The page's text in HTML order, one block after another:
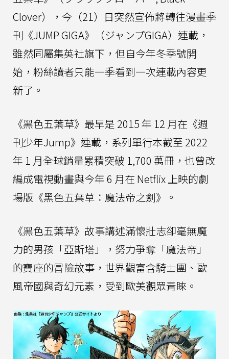
Clover），今（21）日突然宣佈將轉往漫畫季
刊《JUMP GIGA》（ジャンプGIGA）連載，
雖然同屬集英社旗下，但自今年冬季號開
始，粉絲讀者只能一季看到一次連載內容更
新了。
《黑色五葉草》最早是 2015 年 12 月在《週
刊少年Jump》連載，系列單行本截至 2022
年 1 月全球銷量累積突破 1,700 萬冊，也曾改
編成電視動畫與今年 6 月在 Netflix 上映的劇
場版《黑色五葉草：魔法帝之劍》。
《黑色五葉草》故事講述滿懷壯志卻毫無魔
力的男孩「亞斯塔」，努力爭奪「魔法帝」
的寶座的冒險故事，世界觀富含騎士團、歐
風帝國與奇幻元素，受到歐美觀眾青睞。